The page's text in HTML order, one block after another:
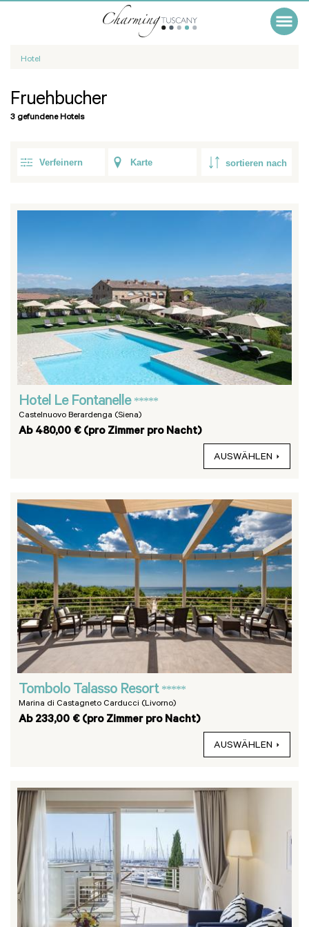
Hotel
Fruehbucher
3 gefundene Hotels
Verfeinern Karte
Hotel Le Fontanelle *****
Castelnuovo Berardenga (Siena)
Ab 480,00 € (pro Zimmer pro Nacht)
AUSWÄHLEN
Tombolo Talasso Resort *****
Marina di Castagneto Carducci (Livorno)
Ab 233,00 € (pro Zimmer pro Nacht)
AUSWÄHLEN